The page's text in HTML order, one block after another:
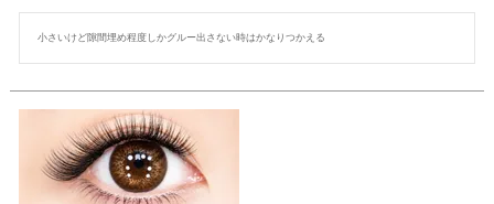
小さいけど隙間埋め程度しかグルー出さない時はかなりつかえる